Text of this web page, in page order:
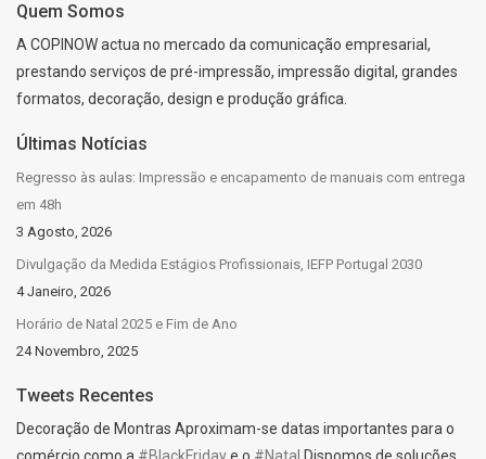
Quem Somos
A COPINOW actua no mercado da comunicação empresarial,
prestando serviços de pré-impressão, impressão digital, grandes
formatos, decoração, design e produção gráfica.
Últimas Notícias
Regresso às aulas: Impressão e encapamento de manuais com entrega
em 48h
3 Agosto, 2026
Divulgação da Medida Estágios Profissionais, IEFP Portugal 2030
4 Janeiro, 2026
Horário de Natal 2025 e Fim de Ano
24 Novembro, 2025
Tweets Recentes
Decoração de Montras Aproximam-se datas importantes para o